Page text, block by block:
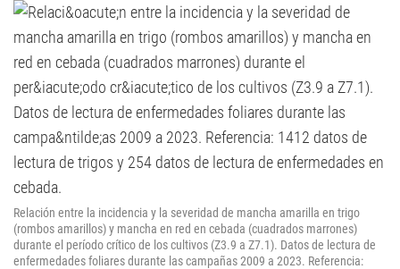
Relación entre la incidencia y la severidad de mancha amarilla en trigo
(rombos amarillos) y mancha en red en cebada (cuadrados marrones)
durante el período crítico de los cultivos (Z3.9 a Z7.1). Datos de lectura de
enfermedades foliares durante las campañas 2009 a 2023. Referencia: